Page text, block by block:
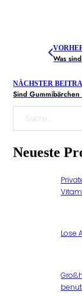
Was
NÄCHSTER
Suche
Neueste
Lose